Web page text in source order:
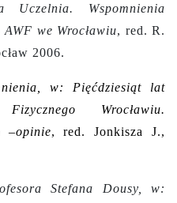
Uczelnia. Wspomnienia
we Wrocławiu, red. R.
2006.
w: Pięćdziesiąt lat
Wrocławiu.
–opinie, red. Jonkisza J.,
Stefana Dousy, w: